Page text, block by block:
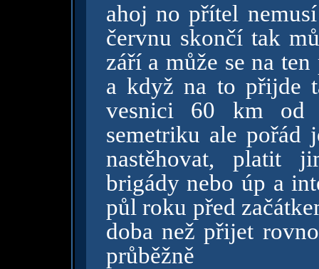
ahoj no přítel
červnu skončí tak
září a může se na
a když na to přijde
vesnici 60 km od
semetriku ale pořád
nastěhovat, platit
brigády nebo úp a
půl roku před
doba než přijet
průběžně